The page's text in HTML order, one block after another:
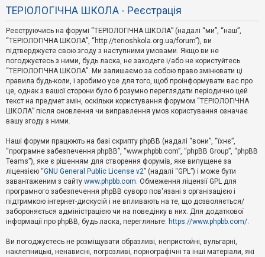
Т
е
м
и
б
е
з
в
і
д
п
о
в
і
д
й
А
к
т
и
в
н
і
м
и
ТЕРІОЛОГІЧНА ШКОЛА - Реєстрація
Реєструючись на форумі “ТЕРІОЛОГІЧНА ШКОЛА” (надалі “ми”, “наш”,
“ТЕРІОЛОГІЧНА ШКОЛА”, “http://terioshkola.org.ua/forum”), ви
підтверджуєте свою згоду з наступними умовами. Якщо ви не
погоджуєтесь з ними, будь ласка, не заходьте і/або не користуйтесь
“ТЕРІОЛОГІЧНА ШКОЛА”. Ми залишаємо за собою право змінювати ці
правила будь-коли, і зробимо усе для того, щоб проінформувати вас про
це, однак з вашої сторони було б розумно переглядати періодично цей
текст на предмет змін, оскільки користування форумом “ТЕРІОЛОГІЧНА
ШКОЛА” після оновлення чи виправлення умов користування означає
вашу згоду з ними.
Наші форуми працюють на базі скрипту phpBB (надалі “вони”, “їхнє”,
“програмне забезпечення phpBB”, “www.phpbb.com”, “phpBB Group”, “phpBB
Teams”), яке є рішенням для створення форумів, яке випущене за
ліцензією “GNU General Public License v2” (надалі “GPL”) і може бути
завантаженим з сайту www.phpbb.com. Обмеження ліцензії GPL для
програмного забезпечення phpBB суворо пов'язані з організацією і
підтримкою інтернет-дискусій і не впливають на те, що дозволяється/
забороняється адміністрацією чи на поведінку в них. Для додаткової
інформації про phpBB, будь ласка, перегляньте: https://www.phpbb.com/.
Ви погоджуєтесь не розміщувати образливі, непристойні, вульгарні,
наклепницькі, ненависні, погрозливі, порнографічні та інші матеріали, які